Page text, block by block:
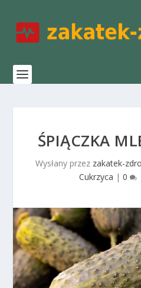
ŚPIĄCZKA
Wysłany przez zakatek-
Cukrzyca | 0